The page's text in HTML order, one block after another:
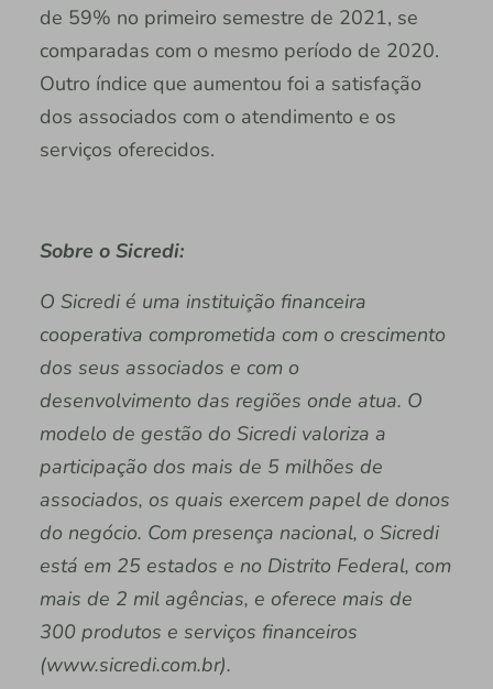
de 59% no primeiro semestre de 2021, se
comparadas com o mesmo período de 2020.
Outro índice que aumentou foi a satisfação
dos associados com o atendimento e os
serviços oferecidos.
Sobre o Sicredi:
O Sicredi é uma instituição financeira
cooperativa comprometida com o crescimento
dos seus associados e com o
desenvolvimento das regiões onde atua. O
modelo de gestão do Sicredi valoriza a
participação dos mais de 5 milhões de
associados, os quais exercem papel de donos
do negócio. Com presença nacional, o Sicredi
está em 25 estados e no Distrito Federal, com
mais de 2 mil agências, e oferece mais de
300 produtos e serviços financeiros
(www.sicredi.com.br).